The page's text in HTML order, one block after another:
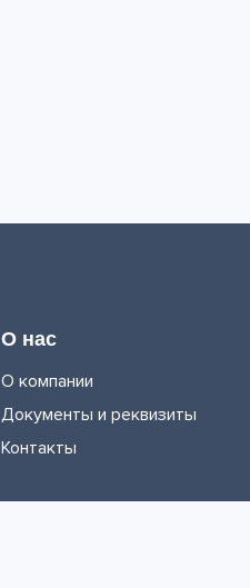
О нас
О компании
Документы и реквизиты
Контакты